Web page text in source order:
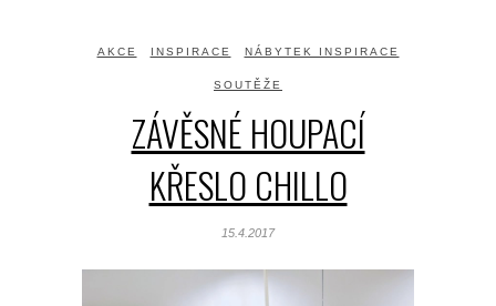
AKCE INSPIRACE NÁBYTEK INSPIRACE
SOUTĚŽE
ZÁVĚSNÉ HOUPACÍ
KŘESLO CHILLO
15.4.2017